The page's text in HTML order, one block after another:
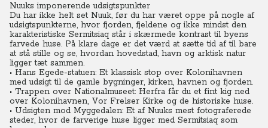
Nuuks imponerende udsigtspunkter
Du har ikke helt set Nuuk, før du har været oppe på nogle af
udsigtspunkterne, hvor fjorden, fjeldene og ikke mindst den
karakteristiske Sermitsiaq står i skærmede kontrast til byens
farvede huse. På klare dage er det værd at sætte tid af til bare
at stå stille og se, hvordan hovedstad, havn og arktisk natur
ligger tæt sammen.
• Hans Egede-statuen: Et klassisk stop over Kolonihavnen
med udsigt til de gamle bygninger, kirken, havnen og fjorden.
• Trappen over Nationalmuseet: Herfra får du et fint kig ned
over Kolonihavnen, Vor Frelser Kirke og de historiske huse.
• Udsigten mod Myggedalen: Et af Nuuks mest fotograferede
steder, hvor de farverige huse ligger med Sermitsiaq som